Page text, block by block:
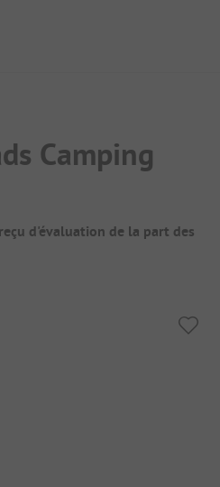
Camping
d'évaluation de la part des